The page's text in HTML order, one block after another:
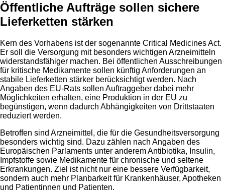
Öffentliche Aufträge sollen sichere
Lieferketten stärken
Kern des Vorhabens ist der sogenannte Critical Medicines Act.
Er soll die Versorgung mit besonders wichtigen Arzneimitteln
widerstandsfähiger machen. Bei öffentlichen Ausschreibungen
für kritische Medikamente sollen künftig Anforderungen an
stabile Lieferketten stärker berücksichtigt werden. Nach
Angaben des EU-Rats sollen Auftraggeber dabei mehr
Möglichkeiten erhalten, eine Produktion in der EU zu
begünstigen, wenn dadurch Abhängigkeiten von Drittstaaten
reduziert werden.
Betroffen sind Arzneimittel, die für die Gesundheitsversorgung
besonders wichtig sind. Dazu zählen nach Angaben des
Europäischen Parlaments unter anderem Antibiotika, Insulin,
Impfstoffe sowie Medikamente für chronische und seltene
Erkrankungen. Ziel ist nicht nur eine bessere Verfügbarkeit,
sondern auch mehr Planbarkeit für Krankenhäuser, Apotheken
und Patientinnen und Patienten.